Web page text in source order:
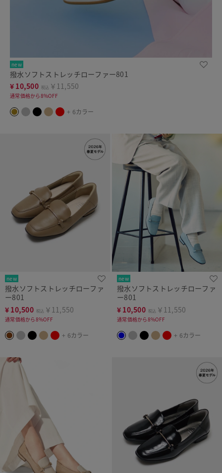
new
撥水ソフトストレッチローファー801
¥ 10,500 税込 ￥11,550
通常価格から8%OFF
+ 6カラー
new
撥水ソフトストレッチローファ
ー801
¥ 10,500 税込 ￥11,550
通常価格から8%OFF
+ 6カラー
new
撥水ソフトストレッチローファ
ー801
¥ 10,500 税込 ￥11,550
通常価格から8%OFF
+ 6カラー